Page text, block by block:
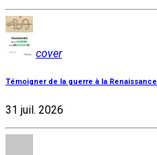
cover
Témoigner de la guerre à la Renaissance
31 juil. 2026